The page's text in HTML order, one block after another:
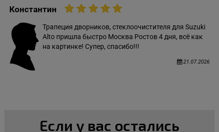
Константин
Трапеция дворников, стеклоочистителя для Suzuki
Alto пришла быстро Москва Ростов 4 дня, всё как
на картинке! Супер, спасибо!!!
21.07.2026
Если у вас остались